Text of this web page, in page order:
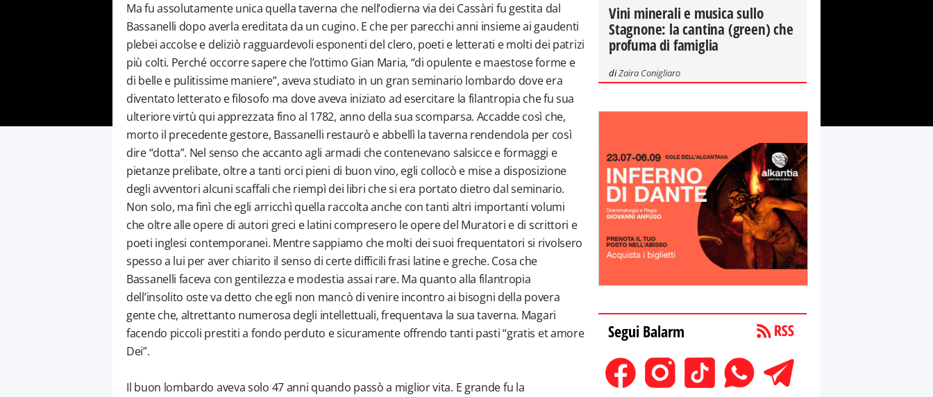
Ma fu assolutamente unica quella taverna che nell’odierna via dei Cassàri fu gestita dal
Bassanelli dopo averla ereditata da un cugino. E che per parecchi anni insieme ai gaudenti
plebei accolse e deliziò ragguardevoli esponenti del clero, poeti e letterati e molti dei patrizi
più colti. Perché occorre sapere che l’ottimo Gian Maria, “di opulente e maestose forme e
di belle e pulitissime maniere”, aveva studiato in un gran seminario lombardo dove era
diventato letterato e filosofo ma dove aveva iniziato ad esercitare la filantropia che fu sua
ulteriore virtù qui apprezzata fino al 1782, anno della sua scomparsa. Accadde così che,
morto il precedente gestore, Bassanelli restaurò e abbellì la taverna rendendola per così
dire “dotta”. Nel senso che accanto agli armadi che contenevano salsicce e formaggi e
pietanze prelibate, oltre a tanti orci pieni di buon vino, egli collocò e mise a disposizione
degli avventori alcuni scaffali che riempì dei libri che si era portato dietro dal seminario.
Non solo, ma finì che egli arricchì quella raccolta anche con tanti altri importanti volumi
che oltre alle opere di autori greci e latini compresero le opere del Muratori e di scrittori e
poeti inglesi contemporanei. Mentre sappiamo che molti dei suoi frequentatori si rivolsero
spesso a lui per aver chiarito il senso di certe difficili frasi latine e greche. Cosa che
Bassanelli faceva con gentilezza e modestia assai rare. Ma quanto alla filantropia
dell’insolito oste va detto che egli non mancò di venire incontro ai bisogni della povera
gente che, altrettanto numerosa degli intellettuali, frequentava la sua taverna. Magari
facendo piccoli prestiti a fondo perduto e sicuramente offrendo tanti pasti “gratis et amore
Dei”.
Il buon lombardo aveva solo 47 anni quando passò a miglior vita. E grande fu la
Vini minerali e musica sullo
Stagnone: la cantina (green) che
profuma di famiglia
diZaira Conigliaro
Segui Balarm